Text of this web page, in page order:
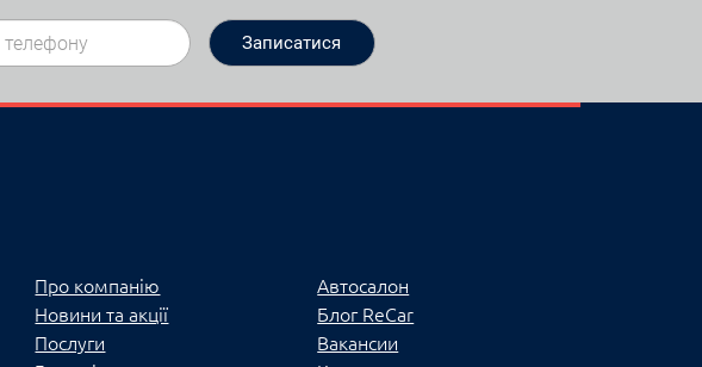
Про компанію
Новини та акції
Послуги
Автосалон
Блог ReCar
Вакансии